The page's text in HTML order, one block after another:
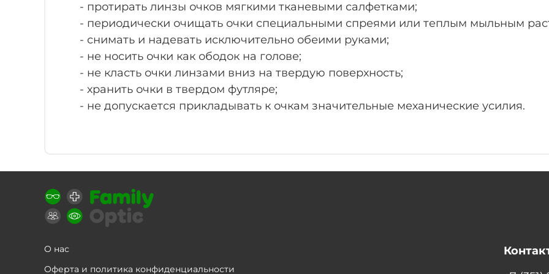
- протирать линзы очков мягкими тканевыми салфетками;
- периодически очищать очки специальными спреями или теплым мыльным
- снимать и надевать исключительно обеими руками;
- не носить очки как ободок на голове;
- не класть очки линзами вниз на твердую поверхность;
- хранить очки в твердом футляре;
- не допускается прикладывать к очкам значительные механические усилия.
О нас
Оферта и политика конфиденциальности